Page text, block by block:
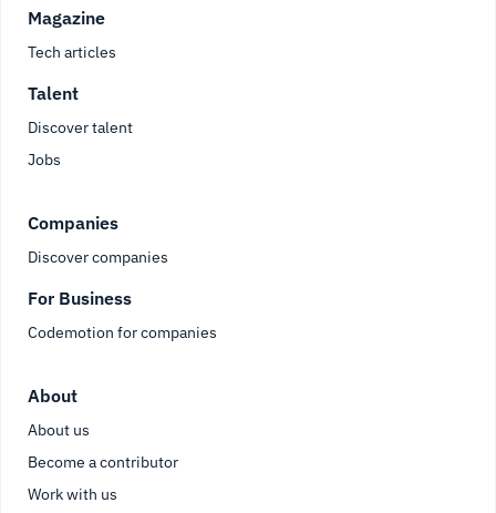
Magazine
Tech articles
Talent
Discover talent
Jobs
Companies
Discover companies
For Business
Codemotion for companies
About
About us
Become a contributor
Work with us